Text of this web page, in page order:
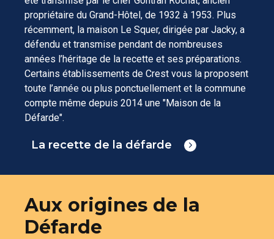
propriétaire du Grand-Hôtel, de 1932 à 1953. Plus
récemment, la maison Le Squer, dirigée par Jacky, a
défendu et transmise pendant de nombreuses
années l’héritage de la recette et ses préparations.
Certains établissements de Crest vous la proposent
toute l’année ou plus ponctuellement et la commune
compte même depuis 2014 une "Maison de la
Défarde".
La recette de la défarde
Aux origines de la
Défarde